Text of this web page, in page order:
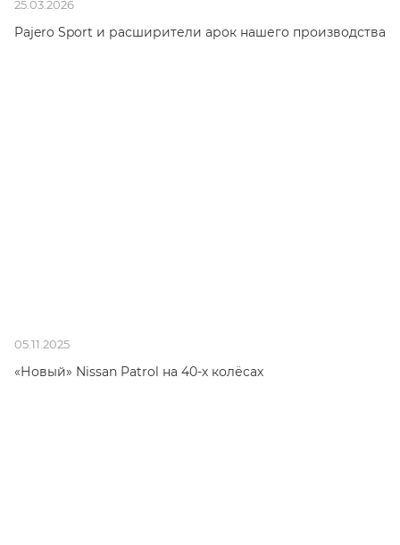
25.03.2026
Pajero Sport и расширители арок нашего производства
05.11.2025
«Новый» Nissan Patrol на 40-х колёсах